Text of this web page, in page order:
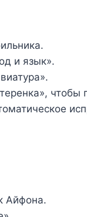
и язык».
чтобы
Айфона.